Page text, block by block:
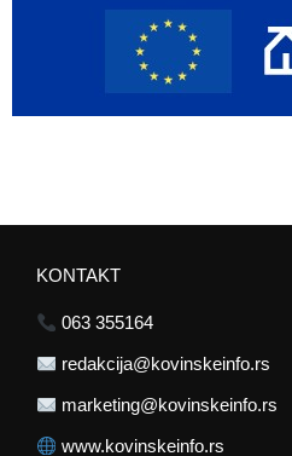
KONTAKT
063 355164
redakcija@kovinskeinfo.rs
marketing@kovinskeinfo.rs
www.kovinskeinfo.rs